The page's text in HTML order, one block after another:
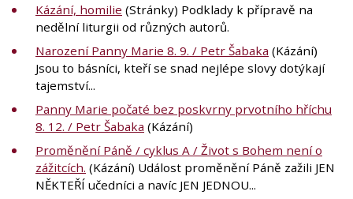
Kázání, homilie (Stránky) Podklady k přípravě na
nedělní liturgii od různých autorů.
Narození Panny Marie 8. 9. / Petr Šabaka (Kázání)
Jsou to básníci, kteří se snad nejlépe slovy dotýkají
tajemství...
Panny Marie počaté bez poskvrny prvotního hříchu
8. 12. / Petr Šabaka (Kázání)
Proměnění Páně / cyklus A / Život s Bohem není o
zážitcích. (Kázání) Událost proměnění Páně zažili JEN
NĚKTEŘÍ učedníci a navíc JEN JEDNOU...